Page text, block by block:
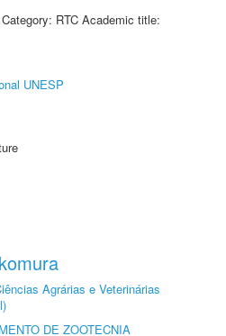
RTC Academic title:
UNESP
Agrárias e Veterinárias
DE ZOOTECNIA